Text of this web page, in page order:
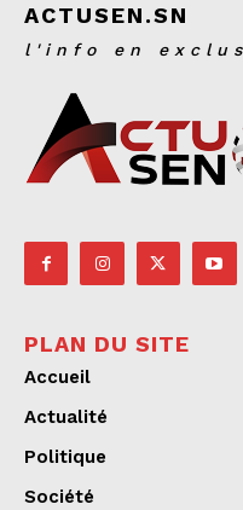
ACTUSEN.SN
l'info en
PLAN DU SITE
Accueil
Actualité
Politique
Société